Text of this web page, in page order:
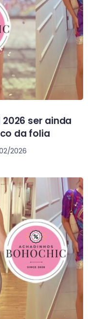
ser ainda
da folia
2026